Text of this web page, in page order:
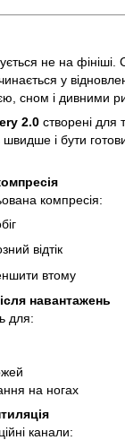
не на фініші.
у
сном і дивними
2.0 створені для
швидше і бути
компресія:
відтік
втому
навантажень
для:
на ногах
канали: